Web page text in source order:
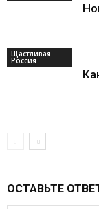
Щастливая
Россия
ОСТАВЬТЕ